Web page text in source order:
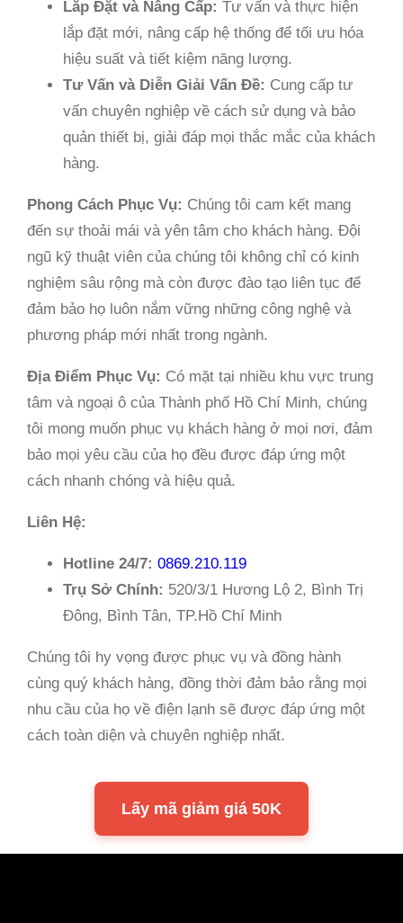
Lắp Đặt và Nâng Cấp: Tư vấn và thực hiện
lắp đặt mới, nâng cấp hệ thống để tối ưu hóa
hiệu suất và tiết kiệm năng lượng.
Tư Vấn và Diễn Giải Vấn Đề: Cung cấp tư
vấn chuyên nghiệp về cách sử dụng và bảo
quản thiết bị, giải đáp mọi thắc mắc của khách
hàng.
Phong Cách Phục Vụ: Chúng tôi cam kết mang
đến sự thoải mái và yên tâm cho khách hàng. Đội
ngũ kỹ thuật viên của chúng tôi không chỉ có kinh
nghiệm sâu rộng mà còn được đào tạo liên tục để
đảm bảo họ luôn nắm vững những công nghệ và
phương pháp mới nhất trong ngành.
Địa Điểm Phục Vụ: Có mặt tại nhiều khu vực trung
tâm và ngoại ô của Thành phố Hồ Chí Minh, chúng
tôi mong muốn phục vụ khách hàng ở mọi nơi, đảm
bảo mọi yêu cầu của họ đều được đáp ứng một
cách nhanh chóng và hiệu quả.
Liên Hệ:
Hotline 24/7: 0869.210.119
Trụ Sở Chính: 520/3/1 Hương Lộ 2, Bình Trị
Đông, Bình Tân, TP.Hồ Chí Minh
Chúng tôi hy vọng được phục vụ và đồng hành
cùng quý khách hàng, đồng thời đảm bảo rằng mọi
nhu cầu của họ về điện lạnh sẽ được đáp ứng một
cách toàn diện và chuyên nghiệp nhất.
Lấy mã giảm giá 50K